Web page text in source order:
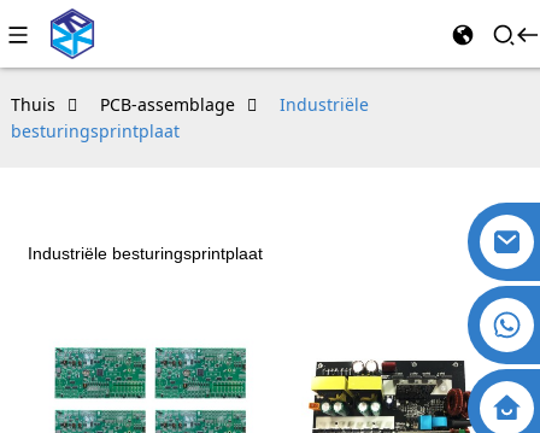
Thuis PCB-assemblage
Industriële
besturingsprintplaat
Industriële besturingsprintplaat